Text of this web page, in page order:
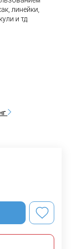
линейки,
и тд.